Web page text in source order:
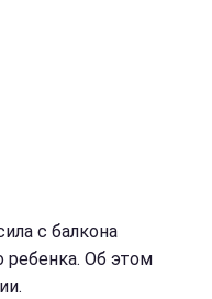
с балкона
ребенка. Об этом